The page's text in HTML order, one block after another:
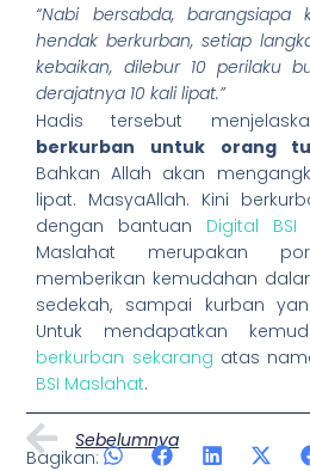
“Nabi bersabda,
hendak berkurban, setiap
kebaikan, dilebur 10 perilaku
derajatnya 10 kali lipat.”
Hadis tersebut
berkurban untuk orang
Bahkan Allah akan
lipat. MasyaAllah. Kini
dengan bantuan Digital BSI
Maslahat merupakan
memberikan kemudahan
sedekah, sampai kurban
Untuk mendapatkan
berkurban sekarang atas
BSI Maslahat.
Prev
Sebelumnya
Bagikan: